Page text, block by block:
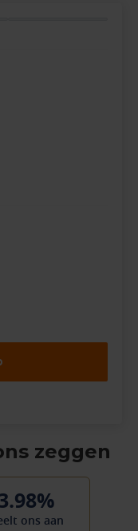
zeggen
ons aan